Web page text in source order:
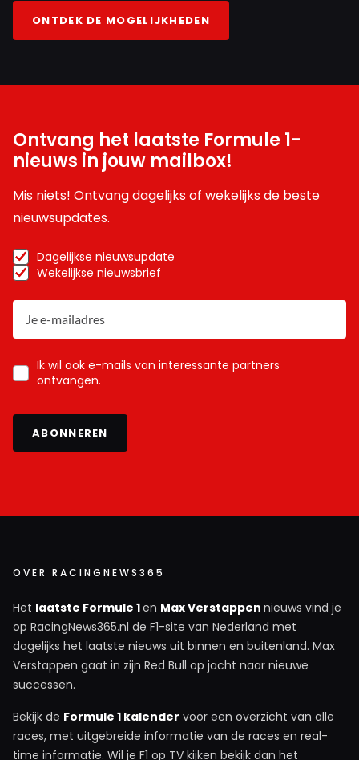
ONTDEK DE MOGELIJKHEDEN
Ontvang het laatste Formule 1-
nieuws in jouw mailbox!
Mis niets! Ontvang dagelijks of wekelijks de beste
nieuwsupdates.
Dagelijkse nieuwsupdate
Wekelijkse nieuwsbrief
Ik wil ook e-mails van interessante partners
ontvangen.
ABONNEREN
OVER RACINGNEWS365
Het laatste Formule 1en Max Verstappen nieuws vind je
op RacingNews365.nl de F1-site van Nederland met
dagelijks het laatste nieuws uit binnen en buitenland. Max
Verstappen gaat in zijn Red Bull op jacht naar nieuwe
successen.
Bekijk de Formule 1 kalender voor een overzicht van alle
races, met uitgebreide informatie van de races en real-
time informatie. Wil je F1 op TV kijken bekijk dan het